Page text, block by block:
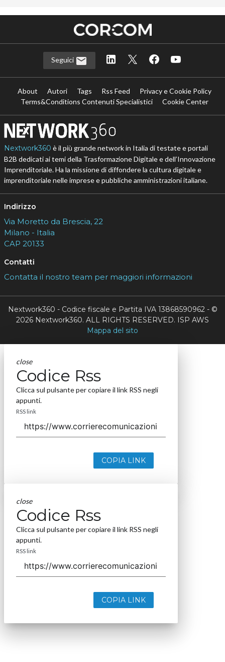
Seguici
About Autori Tags Rss Feed
Privacy e Cookie Policy
Terms&Conditions Contenuti Specialistici
Cookie Center
Nextwork360 è il più grande network in Italia di testate e portali
B2B dedicati ai temi della Trasformazione Digitale e dell’Innovazione
Imprenditoriale. Ha la missione di diffondere la cultura digitale e
imprenditoriale nelle imprese e pubbliche amministrazioni italiane.
Indirizzo
Via Moretto da Brescia, 22
Milano - Italia
CAP 20133
Contatti
Contatta il nostro team per maggiori informazioni
Nextwork360 - Codice fiscale e Partita IVA 13868590962 - ©
2026 Nextwork360. ALL RIGHTS RESERVED. ISP AWS
Mappa del sito
close
Codice Rss
Clicca sul pulsante per copiare il link RSS negli
appunti.
RSS link
COPIA LINK
close
Codice Rss
Clicca sul pulsante per copiare il link RSS negli
appunti.
RSS link
COPIA LINK